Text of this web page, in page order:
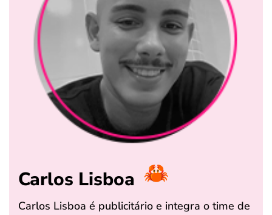
Carlos Lisboa
Carlos Lisboa é publicitário e integra o time de